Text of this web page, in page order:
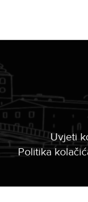
Uvjeti
Politika